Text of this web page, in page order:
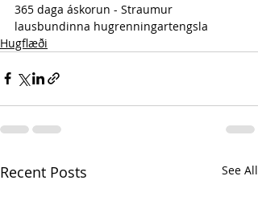
365 daga áskorun - Straumur
lausbundinna hugrenningartengsla
Hugflæði
Recent Posts See All